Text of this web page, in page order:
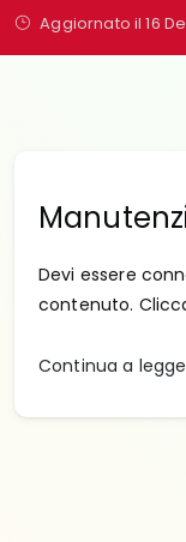
Aggiornato il 16
Devi essere
contenuto.
Continua a